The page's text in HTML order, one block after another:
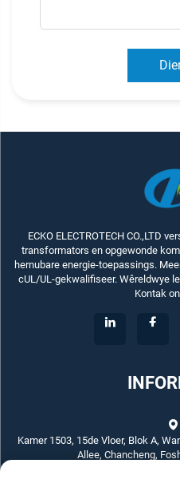
ECKO ELECTROTECH CO.,LTD
transformators en opgewonde
hernubare energie-toepassings.
cUL/UL-gekwalifiseer. Wêreldwye
Kontak
Kamer 1503, 15de Vloer, Blok A,
Allee, Chancheng,